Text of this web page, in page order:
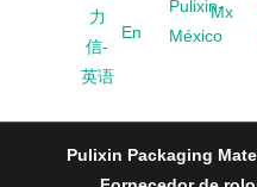
En
Mx
Pulixin Packaging